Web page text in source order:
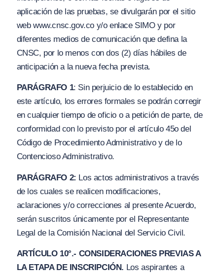
aplicación de las pruebas, se divulgarán por el sitio
web www.cnsc.gov.co y/oenlace SIMO y por
diferentes medios de comunicación que defina la
CNSC, por lo menos con dos (2) días hábiles de
anticipación a la nueva fecha prevista.
PARÁGRAFO 1: Sin perjuicio de lo establecido en
este artículo, los errores formales se podrán corregir
en cualquier tiempo de oficio o a petición de parte, de
conformidad con lo previsto por el artículo 45o del
Código de Procedimiento Administrativo y de lo
Contencioso Administrativo.
PARÁGRAFO 2: Los actos administrativos a través
de los cuales se realicen modificaciones,
aclaracionesy/o correcciones al presente Acuerdo,
serán suscritos únicamente por el Representante
Legal de la Comisión Nacional del Servicio Civil.
ARTÍCULO 10°.- CONSIDERACIONES PREVIAS A
LA ETAPA DE INSCRIPCIÓN. Los aspirantes a